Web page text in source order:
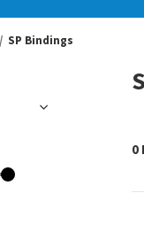
SP Bindings
0